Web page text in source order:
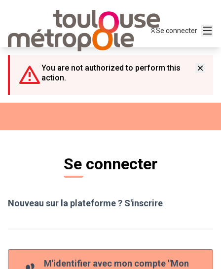
Se connecter
You are not authorized to perform this
action.
Se connecter
Nouveau sur la plateforme ? S'inscrire
M'identifier avec mon compte "Mon